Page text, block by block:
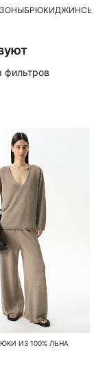
БРЮКИДЖИНСЫ
фильтров
ИЗ 100% ЛЬНА